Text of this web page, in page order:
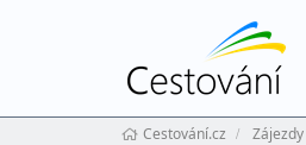
Cestování.cz Zájezdy